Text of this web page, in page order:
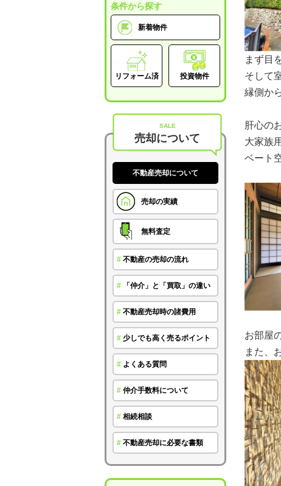
まず目
そして
縁側か
肝心の
大家族
ベート
お部屋
また、
条件から探す
新着物件
リフォーム済 投資物件
SALE
売却について
不動産売却について
売却の実績
無料査定
# 不動産の売却の流れ
# 「仲介」と「買取」の違い
# 不動産売却時の諸費用
# 少しでも高く売るポイント
# よくある質問
# 仲介手数料について
# 相続相談
# 不動産売却に必要な書類